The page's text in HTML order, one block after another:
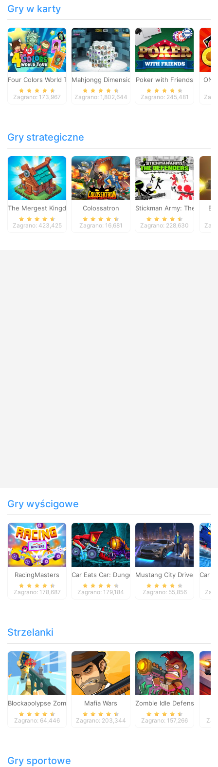
Gry w karty
Four Colors World Tour
Zagrano: 173,967
Mahjongg Dimensions
Zagrano: 1,802,644
Poker with Friends
Zagrano: 245,481
Gry strategiczne
The Mergest Kingdom
Zagrano: 423,425
Colossatron
Zagrano: 16,681
Stickman Army: The
Zagrano: 228,630
Gry wyścigowe
RacingMasters
Zagrano: 178,687
Car Eats Car: Dungeon Adventure
Zagrano: 179,184
Mustang City Driver
Zagrano: 55,856
Car
Strzelanki
Blockapolypse Zombie Shooter
Zagrano: 64,446
Mafia Wars
Zagrano: 203,344
Zombie Idle Defense
Zagrano: 157,266
Gry sportowe